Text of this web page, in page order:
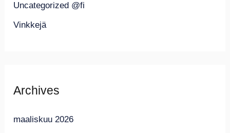
Uncategorized @fi
Vinkkejä
Archives
maaliskuu 2026